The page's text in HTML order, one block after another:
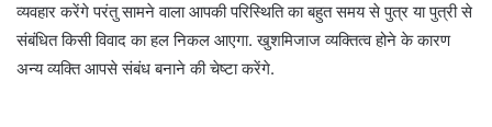
व्यवहार करेंगे परंतु सामने वाला आपकी परिस्थिति का बहुत समय से पुत्र या पुत्री से
संबंधित किसी विवाद का हल निकल आएगा. खुशमिजाज व्यक्तित्व होने के कारण
अन्य व्यक्ति आपसे संबंध बनाने की चेष्टा करेंगे.